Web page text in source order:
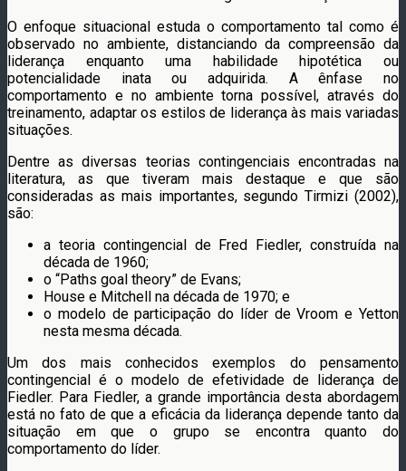
O enfoque situacional estuda o comportamento tal como é
observado no ambiente, distanciando da compreensão da
liderança enquanto uma habilidade hipotética ou
potencialidade inata ou adquirida. A ênfase no
comportamento e no ambiente torna possível, através do
treinamento, adaptar os estilos de liderança às mais variadas
situações.
Dentre as diversas teorias contingenciais encontradas na
literatura, as que tiveram mais destaque e que são
consideradas as mais importantes, segundo Tirmizi (2002),
são:
a teoria contingencial de Fred Fiedler, construída na
década de 1960;
o “Paths goal theory” de Evans;
House e Mitchell na década de 1970; e
o modelo de participação do líder de Vroom e Yetton
nesta mesma década.
Um dos mais conhecidos exemplos do pensamento
contingencial é o modelo de efetividade de liderança de
Fiedler. Para Fiedler, a grande importância desta abordagem
está no fato de que a eficácia da liderança depende tanto da
situação em que o grupo se encontra quanto do
comportamento do líder.